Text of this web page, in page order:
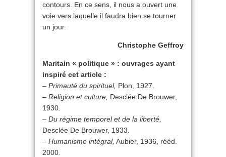
contours. En ce sens, il nous a ouvert une
voie vers laquelle il faudra bien se tourner
un jour.
Christophe Geffroy
Maritain « politique » : ouvrages ayant
inspiré cet article :
– Primauté du spirituel, Plon, 1927.
– Religion et culture, Desclée De Brouwer,
1930.
– Du régime temporel et de la liberté,
Desclée De Brouwer, 1933.
– Humanisme intégral, Aubier, 1936, rééd.
2000.